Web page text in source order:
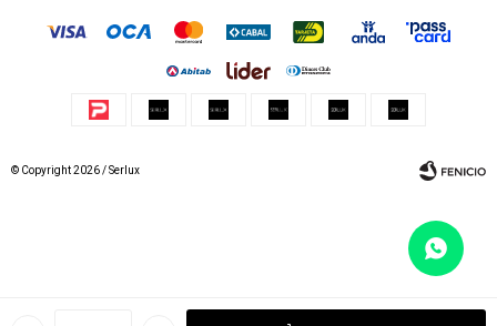
© Copyright 2026 / Serlux